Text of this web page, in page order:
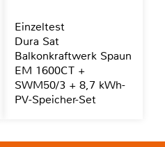
Einzeltest
Dura Sat
Balkonkraftwerk Spaun
EM 1600CT +
SWM50/3 + 8,7 kWh-
PV-Speicher-Set